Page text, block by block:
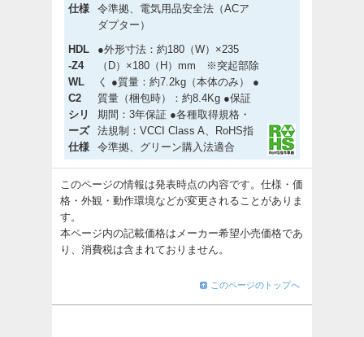
仕様
令準拠、電気用品安全法（ACア
ダプター）
HDL
-Z4
WL
C2
シリ
ーズ
仕様
●外形寸法：約180（W）×235
（D）×180（H）mm ※突起部除
く ●質量：約7.2kg（本体のみ） ●
質量（梱包時）：約8.4Kg ●保証
期間：3年保証 ●各種取得規格・
法規制：VCCI Class A、RoHS指
令準拠、グリーン購入法適合
このページの情報は発表時点の内容です。仕様・価
格・外観・動作環境などが変更されることがありま
す。
本ページ内の記載価格はメーカー希望小売価格であ
り、消費税は含まれておりません。
このページのトップへ